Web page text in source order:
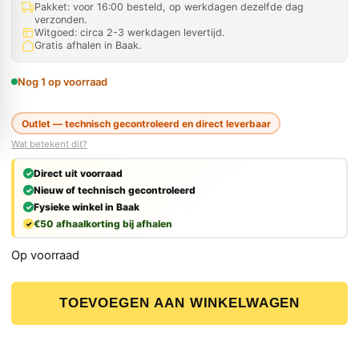
Pakket: voor 16:00 besteld, op werkdagen dezelfde dag
verzonden.
Witgoed: circa 2-3 werkdagen levertijd.
Gratis afhalen in Baak.
Nog 1 op voorraad
Outlet — technisch gecontroleerd en direct leverbaar
Wat betekent dit?
Direct uit voorraad
Nieuw of technisch gecontroleerd
Fysieke winkel in Baak
€50 afhaalkorting bij afhalen
Op voorraad
ATAG HIDD28472SV Inductiekookplaat aantal
TOEVOEGEN AAN WINKELWAGEN